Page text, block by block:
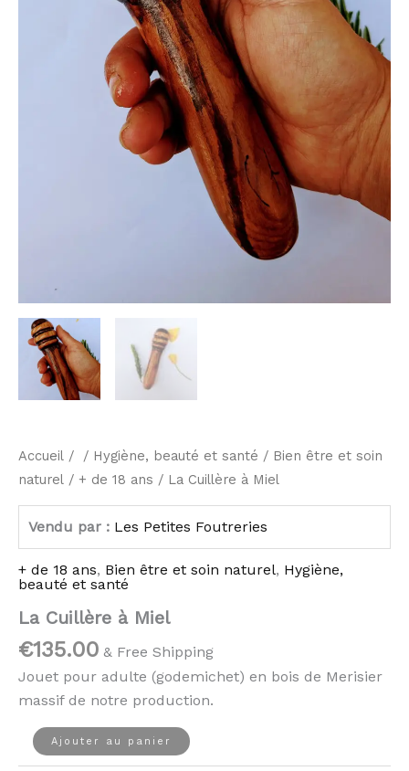
Accueil / / Hygiène, beauté et santé / Bien être et soin
naturel / + de 18 ans / La Cuillère à Miel
Vendu par : Les Petites Foutreries
+ de 18 ans, Bien être et soin naturel, Hygiène,
beauté et santé
La Cuillère à Miel
€135.00 & Free Shipping
Jouet pour adulte (godemichet) en bois de Merisier
massif de notre production.
Ajouter au panier